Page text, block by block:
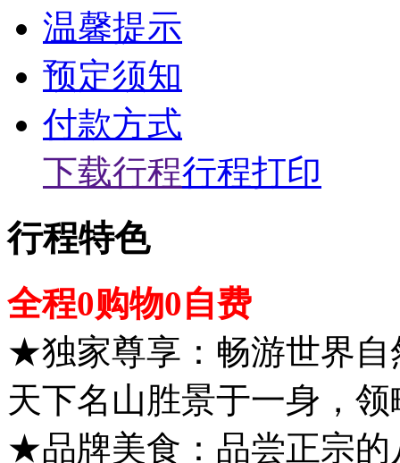
温馨提示
预定须知
付款方式
下载行程行程打印
行程特色
全程0购物0自费
★独家尊享：畅游世界
天下名山胜景于一身，
★品牌美食：品尝正宗的